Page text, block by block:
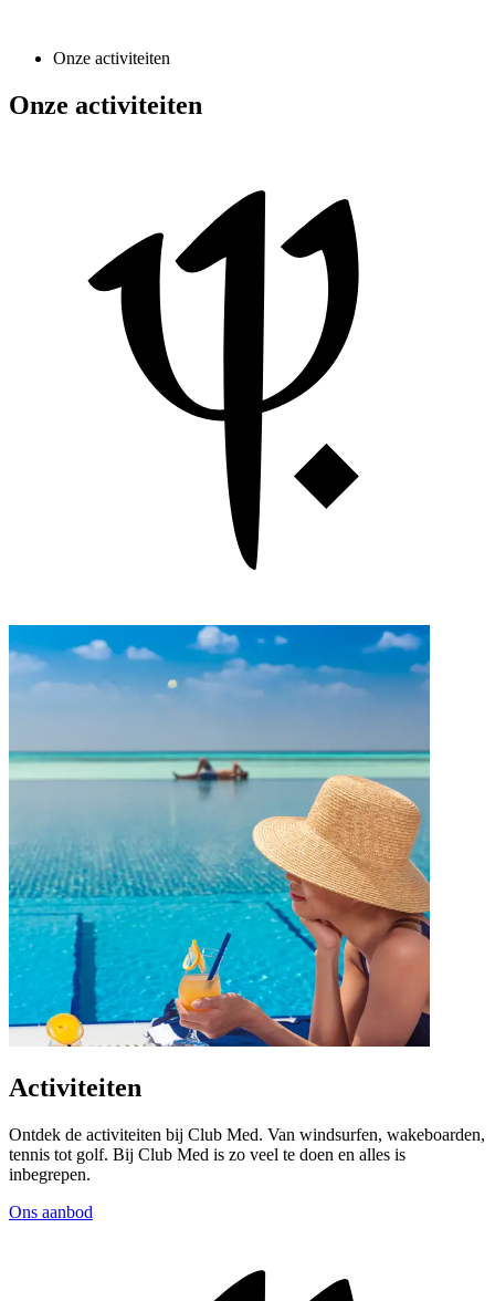
Onze activiteiten
Onze activiteiten
Activiteiten
Ontdek de activiteiten bij Club Med. Van windsurfen, wakeboarden,
tennis tot golf. Bij Club Med is zo veel te doen en alles is
inbegrepen.
Ons aanbod